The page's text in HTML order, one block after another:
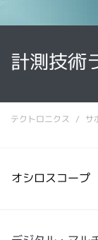
DEUTSCH
简体中文
韓国語
計測技術
テクトロニクス サ
オシロスコープ